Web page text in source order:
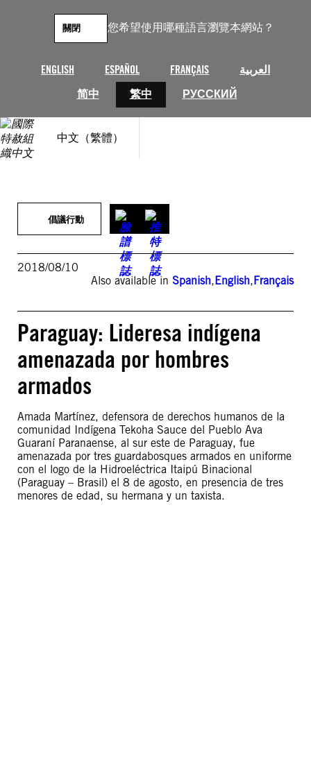
您希望使用哪種語言瀏覽本網站？
ENGLISH ESPAÑOL FRANÇAIS
العربية
简中
繁中 РУССКИЙ
關閉
中文（繁體）
倡議行動
2018/08/10
Also available in Spanish,English,Français
Paraguay: Lideresa indígena
amenazada por hombres
armados
Amada Martínez, defensora de derechos humanos de la
comunidad Indígena Tekoha Sauce del Pueblo Ava
Guaraní Paranaense, al sur este de Paraguay, fue
amenazada por tres guardabosques armados en uniforme
con el logo de la Hidroeléctrica Itaipú Binacional
(Paraguay – Brasil) el 8 de agosto, en presencia de tres
menores de edad, su hermana y un taxista.